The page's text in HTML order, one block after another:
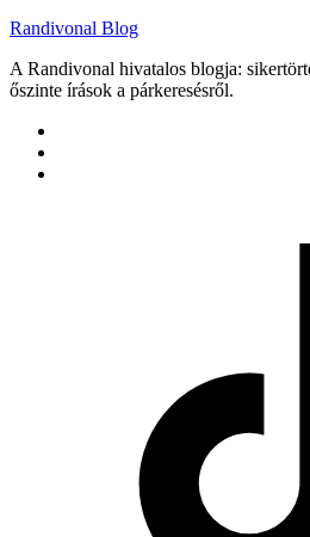
Randivonal Blog
A Randivonal hivatalos blogja:
őszinte írások a párkeresésről.